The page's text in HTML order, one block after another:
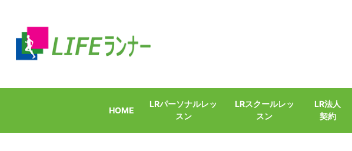
HOME
LRパーソナルレッ
スン
LRスクールレッ
スン
LR法人
契約